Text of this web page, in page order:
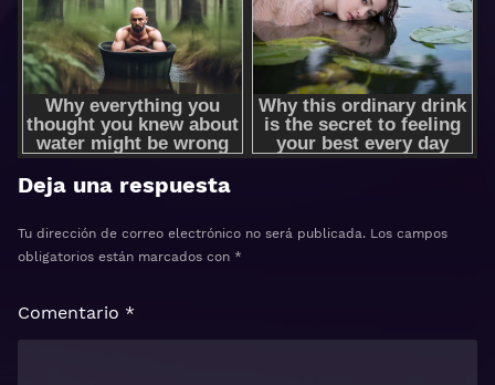
Deja una respuesta
Tu dirección de correo electrónico no será publicada. Los campos
obligatorios están marcados con *
Comentario *